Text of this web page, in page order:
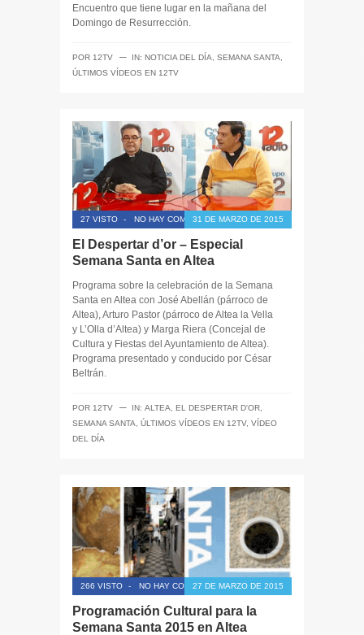
Encuentro que tiene lugar en la mañana del
Domingo de Resurrección.
POR 12TV ─ IN: NOTICIA DEL DÍA SEMANA SANTA
ÚLTIMOS VÍDEOS EN 12TV
27 VISTO - NO HAY COMENTARIOS31 DE MARZO DE 2015
El Despertar d’or – Especial
Semana Santa en Altea
Programa sobre la celebración de la Semana
Santa en Altea con José Abellán (párroco de
Altea), Arturo Pastor (párroco de Altea la Vella
y L’Olla d’Altea) y Marga Riera (Concejal de
Cultura y Fiestas del Ayuntamiento de Altea).
Programa presentado y conducido por César
Beltrán.
POR 12TV ─ IN: ALTEA EL DESPERTAR D'OR
SEMANA SANTA
ÚLTIMOS VÍDEOS EN 12TV, VÍDEO
DEL DÍA
266 VISTO - NO HAY COMENTARIOS27 DE MARZO DE 2015
Programación Cultural para la
Semana Santa 2015 en Altea